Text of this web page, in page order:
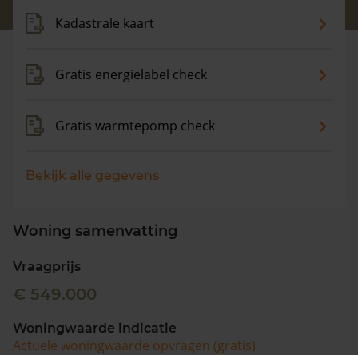
Kadastrale kaart
Gratis energielabel check
Gratis warmtepomp check
Bekijk alle gegevens
Woning samenvatting
Vraagprijs
€ 549.000
Woningwaarde indicatie
Actuele woningwaarde opvragen (gratis)